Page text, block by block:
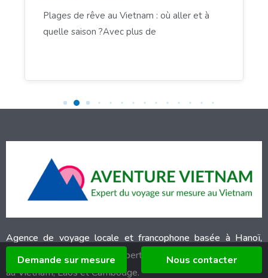
Plages de rêve au Vietnam : où aller et à
quelle saison ?Avec plus de
Agence de voyage locale et francophone basée à Hanoï,
Aventure Vietnamest l’expert N°1 du voyage sur mesure
au Vietnam, Laos et Cambodge.
Demande sur mesure Nous contacter